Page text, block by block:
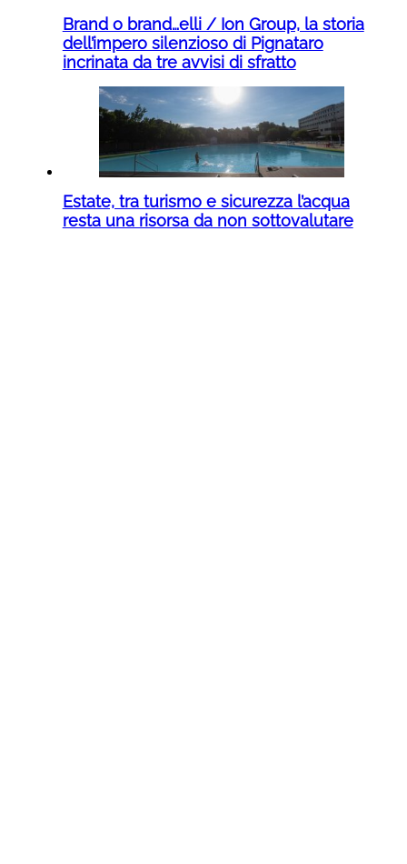
Brand o brand…elli / Ion Group, la storia
dell’impero silenzioso di Pignataro
incrinata da tre avvisi di sfratto
Estate, tra turismo e sicurezza l’acqua
resta una risorsa da non sottovalutare